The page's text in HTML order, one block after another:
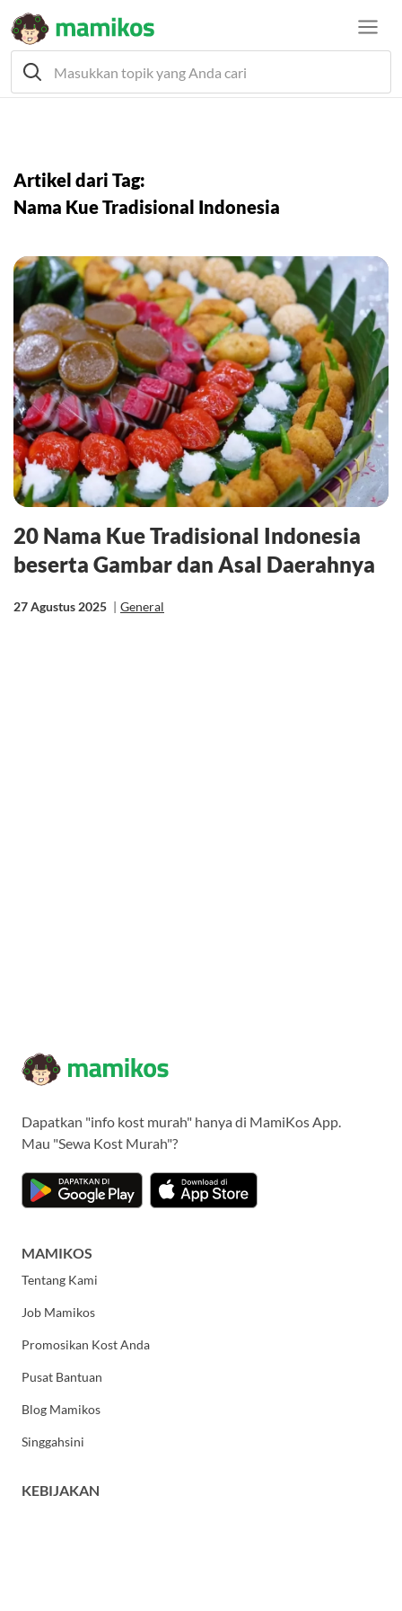
Artikel dari Tag:
Nama Kue Tradisional Indonesia
20 Nama Kue Tradisional Indonesia
beserta Gambar dan Asal Daerahnya
27 Agustus 2025 | General
Dapatkan "info kost murah" hanya di MamiKos App.
Mau "Sewa Kost Murah"?
MAMIKOS
Tentang Kami
Job Mamikos
Promosikan Kost Anda
Pusat Bantuan
Blog Mamikos
Singgahsini
KEBIJAKAN